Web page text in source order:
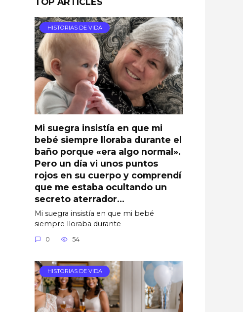
HISTORIAS DE VIDA
Mi suegra insistía en que mi
bebé siempre lloraba durante el
baño porque «era algo normal».
Pero un día vi unos puntos
rojos en su cuerpo y comprendí
que me estaba ocultando un
secreto aterrador…
Mi suegra insistía en que mi bebé
siempre lloraba durante
0 54
HISTORIAS DE VIDA